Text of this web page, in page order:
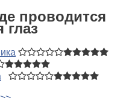
проводится
глаз